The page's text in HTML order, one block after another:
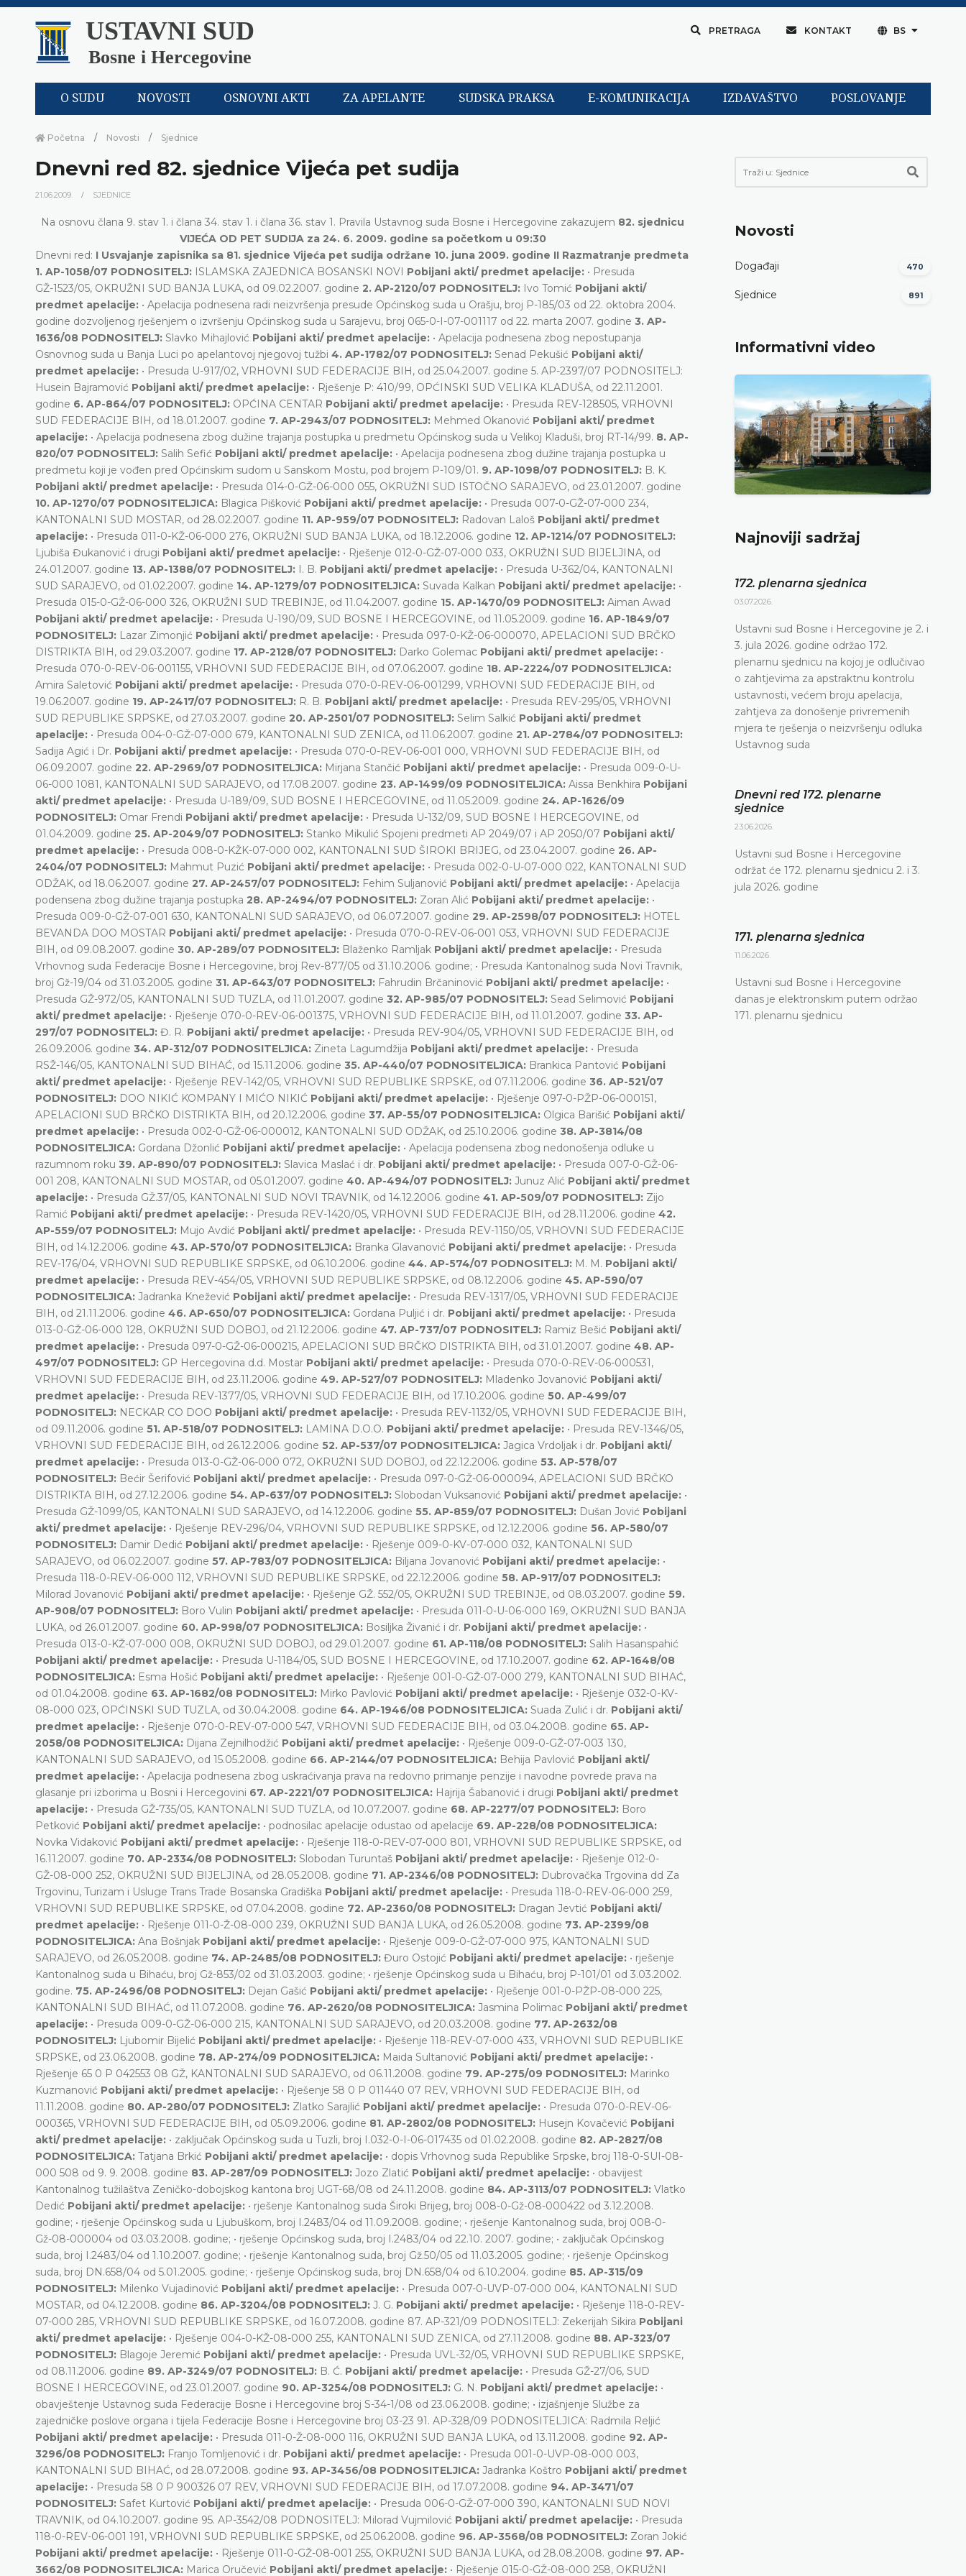
USTAVNI SUD
Bosne i Hercegovine
PRETRAGA KONTAKT BS
O SUDU NOVOSTI OSNOVNI AKTI ZA APELANTE SUDSKA PRAKSA E-KOMUNIKACIJA IZDAVAŠTVO POSLOVANJE
Početna Novosti Sjednice
Dnevni red 82. sjednice Vijeća pet sudija
21.06.2009. SJEDNICE
Na osnovu člana 9. stav 1. i člana 34. stav 1. i člana 36. stav 1. Pravila Ustavnog suda Bosne i Hercegovine zakazujem 82. sjednicu
VIJEĆA OD PET SUDIJA za 24. 6. 2009. godine sa početkom u 09:30
Dnevni red: I Usvajanje zapisnika sa 81. sjednice Vijeća pet sudija održane 10. juna 2009. godine II Razmatranje predmeta
1. AP-1058/07 PODNOSITELJ: ISLAMSKA ZAJEDNICA BOSANSKI NOVI Pobijani akti/ predmet apelacije: • Presuda
GŽ-1523/05, OKRUŽNI SUD BANJA LUKA, od 09.02.2007. godine 2. AP-2120/07 PODNOSITELJ: Ivo Tomić Pobijani akti/
predmet apelacije: • Apelacija podnesena radi neizvršenja presude Općinskog suda u Orašju, broj P-185/03 od 22. oktobra 2004.
godine dozvoljenog rješenjem o izvršenju Općinskog suda u Sarajevu, broj 065-0-I-07-001117 od 22. marta 2007. godine 3. AP-
1636/08 PODNOSITELJ: Slavko Mihajlović Pobijani akti/ predmet apelacije: • Apelacija podnesena zbog nepostupanja
Osnovnog suda u Banja Luci po apelantovoj njegovoj tužbi 4. AP-1782/07 PODNOSITELJ: Senad Pekušić Pobijani akti/
predmet apelacije: • Presuda U-917/02, VRHOVNI SUD FEDERACIJE BIH, od 25.04.2007. godine 5. AP-2397/07 PODNOSITELJ:
Husein Bajramović Pobijani akti/ predmet apelacije: • Rješenje P: 410/99, OPĆINSKI SUD VELIKA KLADUŠA, od 22.11.2001.
godine 6. AP-864/07 PODNOSITELJ: OPĆINA CENTAR Pobijani akti/ predmet apelacije: • Presuda REV-128505, VRHOVNI
SUD FEDERACIJE BIH, od 18.01.2007. godine 7. AP-2943/07 PODNOSITELJ: Mehmed Okanović Pobijani akti/ predmet
apelacije: • Apelacija podnesena zbog dužine trajanja postupka u predmetu Općinskog suda u Velikoj Kladuši, broj RT-14/99. 8. AP-
820/07 PODNOSITELJ: Salih Sefić Pobijani akti/ predmet apelacije: • Apelacija podnesena zbog dužine trajanja postupka u
predmetu koji je vođen pred Općinskim sudom u Sanskom Mostu, pod brojem P-109/01. 9. AP-1098/07 PODNOSITELJ: B. K.
Pobijani akti/ predmet apelacije: • Presuda 014-0-GŽ-06-000 055, OKRUŽNI SUD ISTOČNO SARAJEVO, od 23.01.2007. godine
10. AP-1270/07 PODNOSITELJICA: Blagica Pišković Pobijani akti/ predmet apelacije: • Presuda 007-0-GŽ-07-000 234,
KANTONALNI SUD MOSTAR, od 28.02.2007. godine 11. AP-959/07 PODNOSITELJ: Radovan Laloš Pobijani akti/ predmet
apelacije: • Presuda 011-0-KŽ-06-000 276, OKRUŽNI SUD BANJA LUKA, od 18.12.2006. godine 12. AP-1214/07 PODNOSITELJ:
Ljubiša Đukanović i drugi Pobijani akti/ predmet apelacije: • Rješenje 012-0-GŽ-07-000 033, OKRUŽNI SUD BIJELJINA, od
24.01.2007. godine 13. AP-1388/07 PODNOSITELJ: I. B. Pobijani akti/ predmet apelacije: • Presuda U-362/04, KANTONALNI
SUD SARAJEVO, od 01.02.2007. godine 14. AP-1279/07 PODNOSITELJICA: Suvada Kalkan Pobijani akti/ predmet apelacije: •
Presuda 015-0-GŽ-06-000 326, OKRUŽNI SUD TREBINJE, od 11.04.2007. godine 15. AP-1470/09 PODNOSITELJ: Aiman Awad
Pobijani akti/ predmet apelacije: • Presuda U-190/09, SUD BOSNE I HERCEGOVINE, od 11.05.2009. godine 16. AP-1849/07
PODNOSITELJ: Lazar Zimonjić Pobijani akti/ predmet apelacije: • Presuda 097-0-KŽ-06-000070, APELACIONI SUD BRČKO
DISTRIKTA BIH, od 29.03.2007. godine 17. AP-2128/07 PODNOSITELJ: Darko Golemac Pobijani akti/ predmet apelacije: •
Presuda 070-0-REV-06-001155, VRHOVNI SUD FEDERACIJE BIH, od 07.06.2007. godine 18. AP-2224/07 PODNOSITELJICA:
Amira Saletović Pobijani akti/ predmet apelacije: • Presuda 070-0-REV-06-001299, VRHOVNI SUD FEDERACIJE BIH, od
19.06.2007. godine 19. AP-2417/07 PODNOSITELJ: R. B. Pobijani akti/ predmet apelacije: • Presuda REV-295/05, VRHOVNI
SUD REPUBLIKE SRPSKE, od 27.03.2007. godine 20. AP-2501/07 PODNOSITELJ: Selim Salkić Pobijani akti/ predmet
apelacije: • Presuda 004-0-GŽ-07-000 679, KANTONALNI SUD ZENICA, od 11.06.2007. godine 21. AP-2784/07 PODNOSITELJ:
Sadija Agić i Dr. Pobijani akti/ predmet apelacije: • Presuda 070-0-REV-06-001 000, VRHOVNI SUD FEDERACIJE BIH, od
06.09.2007. godine 22. AP-2969/07 PODNOSITELJICA: Mirjana Stančić Pobijani akti/ predmet apelacije: • Presuda 009-0-U-
06-000 1081, KANTONALNI SUD SARAJEVO, od 17.08.2007. godine 23. AP-1499/09 PODNOSITELJICA: Aissa Benkhira Pobijani
akti/ predmet apelacije: • Presuda U-189/09, SUD BOSNE I HERCEGOVINE, od 11.05.2009. godine 24. AP-1626/09
PODNOSITELJ: Omar Frendi Pobijani akti/ predmet apelacije: • Presuda U-132/09, SUD BOSNE I HERCEGOVINE, od
01.04.2009. godine 25. AP-2049/07 PODNOSITELJ: Stanko Mikulić Spojeni predmeti AP 2049/07 i AP 2050/07 Pobijani akti/
predmet apelacije: • Presuda 008-0-KŽK-07-000 002, KANTONALNI SUD ŠIROKI BRIJEG, od 23.04.2007. godine 26. AP-
2404/07 PODNOSITELJ: Mahmut Puzić Pobijani akti/ predmet apelacije: • Presuda 002-0-U-07-000 022, KANTONALNI SUD
ODŽAK, od 18.06.2007. godine 27. AP-2457/07 PODNOSITELJ: Fehim Suljanović Pobijani akti/ predmet apelacije: • Apelacija
podensena zbog dužine trajanja postupka 28. AP-2494/07 PODNOSITELJ: Zoran Alić Pobijani akti/ predmet apelacije: •
Presuda 009-0-GŽ-07-001 630, KANTONALNI SUD SARAJEVO, od 06.07.2007. godine 29. AP-2598/07 PODNOSITELJ: HOTEL
BEVANDA DOO MOSTAR Pobijani akti/ predmet apelacije: • Presuda 070-0-REV-06-001 053, VRHOVNI SUD FEDERACIJE
BIH, od 09.08.2007. godine 30. AP-289/07 PODNOSITELJ: Blaženko Ramljak Pobijani akti/ predmet apelacije: • Presuda
Vrhovnog suda Federacije Bosne i Hercegovine, broj Rev-877/05 od 31.10.2006. godine; • Presuda Kantonalnog suda Novi Travnik,
broj Gž-19/04 od 31.03.2005. godine 31. AP-643/07 PODNOSITELJ: Fahrudin Brčaninović Pobijani akti/ predmet apelacije: •
Presuda GŽ-972/05, KANTONALNI SUD TUZLA, od 11.01.2007. godine 32. AP-985/07 PODNOSITELJ: Sead Selimović Pobijani
akti/ predmet apelacije: • Rješenje 070-0-REV-06-001375, VRHOVNI SUD FEDERACIJE BIH, od 11.01.2007. godine 33. AP-
297/07 PODNOSITELJ: Đ. R. Pobijani akti/ predmet apelacije: • Presuda REV-904/05, VRHOVNI SUD FEDERACIJE BIH, od
26.09.2006. godine 34. AP-312/07 PODNOSITELJICA: Zineta Lagumdžija Pobijani akti/ predmet apelacije: • Presuda
RSŽ-146/05, KANTONALNI SUD BIHAĆ, od 15.11.2006. godine 35. AP-440/07 PODNOSITELJICA: Brankica Pantović Pobijani
akti/ predmet apelacije: • Rješenje REV-142/05, VRHOVNI SUD REPUBLIKE SRPSKE, od 07.11.2006. godine 36. AP-521/07
PODNOSITELJ: DOO NIKIĆ KOMPANY I MIĆO NIKIĆ Pobijani akti/ predmet apelacije: • Rješenje 097-0-PŽP-06-000151,
APELACIONI SUD BRČKO DISTRIKTA BIH, od 20.12.2006. godine 37. AP-55/07 PODNOSITELJICA: Olgica Barišić Pobijani akti/
predmet apelacije: • Presuda 002-0-GŽ-06-000012, KANTONALNI SUD ODŽAK, od 25.10.2006. godine 38. AP-3814/08
PODNOSITELJICA: Gordana Džonlić Pobijani akti/ predmet apelacije: • Apelacija podensena zbog nedonošenja odluke u
razumnom roku 39. AP-890/07 PODNOSITELJ: Slavica Maslać i dr. Pobijani akti/ predmet apelacije: • Presuda 007-0-GŽ-06-
001 208, KANTONALNI SUD MOSTAR, od 05.01.2007. godine 40. AP-494/07 PODNOSITELJ: Junuz Alić Pobijani akti/ predmet
apelacije: • Presuda GŽ.37/05, KANTONALNI SUD NOVI TRAVNIK, od 14.12.2006. godine 41. AP-509/07 PODNOSITELJ: Zijo
Ramić Pobijani akti/ predmet apelacije: • Presuda REV-1420/05, VRHOVNI SUD FEDERACIJE BIH, od 28.11.2006. godine 42.
AP-559/07 PODNOSITELJ: Mujo Avdić Pobijani akti/ predmet apelacije: • Presuda REV-1150/05, VRHOVNI SUD FEDERACIJE
BIH, od 14.12.2006. godine 43. AP-570/07 PODNOSITELJICA: Branka Glavanović Pobijani akti/ predmet apelacije: • Presuda
REV-176/04, VRHOVNI SUD REPUBLIKE SRPSKE, od 06.10.2006. godine 44. AP-574/07 PODNOSITELJ: M. M. Pobijani akti/
predmet apelacije: • Presuda REV-454/05, VRHOVNI SUD REPUBLIKE SRPSKE, od 08.12.2006. godine 45. AP-590/07
PODNOSITELJICA: Jadranka Knežević Pobijani akti/ predmet apelacije: • Presuda REV-1317/05, VRHOVNI SUD FEDERACIJE
BIH, od 21.11.2006. godine 46. AP-650/07 PODNOSITELJICA: Gordana Puljić i dr. Pobijani akti/ predmet apelacije: • Presuda
013-0-GŽ-06-000 128, OKRUŽNI SUD DOBOJ, od 21.12.2006. godine 47. AP-737/07 PODNOSITELJ: Ramiz Bešić Pobijani akti/
predmet apelacije: • Presuda 097-0-GŽ-06-000215, APELACIONI SUD BRČKO DISTRIKTA BIH, od 31.01.2007. godine 48. AP-
497/07 PODNOSITELJ: GP Hercegovina d.d. Mostar Pobijani akti/ predmet apelacije: • Presuda 070-0-REV-06-000531,
VRHOVNI SUD FEDERACIJE BIH, od 23.11.2006. godine 49. AP-527/07 PODNOSITELJ: Mladenko Jovanović Pobijani akti/
predmet apelacije: • Presuda REV-1377/05, VRHOVNI SUD FEDERACIJE BIH, od 17.10.2006. godine 50. AP-499/07
PODNOSITELJ: NECKAR CO DOO Pobijani akti/ predmet apelacije: • Presuda REV-1132/05, VRHOVNI SUD FEDERACIJE BIH,
od 09.11.2006. godine 51. AP-518/07 PODNOSITELJ: LAMINA D.O.O. Pobijani akti/ predmet apelacije: • Presuda REV-1346/05,
VRHOVNI SUD FEDERACIJE BIH, od 26.12.2006. godine 52. AP-537/07 PODNOSITELJICA: Jagica Vrdoljak i dr. Pobijani akti/
predmet apelacije: • Presuda 013-0-GŽ-06-000 072, OKRUŽNI SUD DOBOJ, od 22.12.2006. godine 53. AP-578/07
PODNOSITELJ: Bećir Šerifović Pobijani akti/ predmet apelacije: • Presuda 097-0-GŽ-06-000094, APELACIONI SUD BRČKO
DISTRIKTA BIH, od 27.12.2006. godine 54. AP-637/07 PODNOSITELJ: Slobodan Vuksanović Pobijani akti/ predmet apelacije: •
Presuda GŽ-1099/05, KANTONALNI SUD SARAJEVO, od 14.12.2006. godine 55. AP-859/07 PODNOSITELJ: Dušan Jović Pobijani
akti/ predmet apelacije: • Rješenje REV-296/04, VRHOVNI SUD REPUBLIKE SRPSKE, od 12.12.2006. godine 56. AP-580/07
PODNOSITELJ: Damir Dedić Pobijani akti/ predmet apelacije: • Rješenje 009-0-KV-07-000 032, KANTONALNI SUD
SARAJEVO, od 06.02.2007. godine 57. AP-783/07 PODNOSITELJICA: Biljana Jovanović Pobijani akti/ predmet apelacije: •
Presuda 118-0-REV-06-000 112, VRHOVNI SUD REPUBLIKE SRPSKE, od 22.12.2006. godine 58. AP-917/07 PODNOSITELJ:
Milorad Jovanović Pobijani akti/ predmet apelacije: • Rješenje GŽ. 552/05, OKRUŽNI SUD TREBINJE, od 08.03.2007. godine 59.
AP-908/07 PODNOSITELJ: Boro Vulin Pobijani akti/ predmet apelacije: • Presuda 011-0-U-06-000 169, OKRUŽNI SUD BANJA
LUKA, od 26.01.2007. godine 60. AP-998/07 PODNOSITELJICA: Bosiljka Živanić i dr. Pobijani akti/ predmet apelacije: •
Presuda 013-0-KŽ-07-000 008, OKRUŽNI SUD DOBOJ, od 29.01.2007. godine 61. AP-118/08 PODNOSITELJ: Salih Hasanspahić
Pobijani akti/ predmet apelacije: • Presuda U-1184/05, SUD BOSNE I HERCEGOVINE, od 17.10.2007. godine 62. AP-1648/08
PODNOSITELJICA: Esma Hošić Pobijani akti/ predmet apelacije: • Rješenje 001-0-GŽ-07-000 279, KANTONALNI SUD BIHAĆ,
od 01.04.2008. godine 63. AP-1682/08 PODNOSITELJ: Mirko Pavlović Pobijani akti/ predmet apelacije: • Rješenje 032-0-KV-
08-000 023, OPĆINSKI SUD TUZLA, od 30.04.2008. godine 64. AP-1946/08 PODNOSITELJICA: Suada Zulić i dr. Pobijani akti/
predmet apelacije: • Rješenje 070-0-REV-07-000 547, VRHOVNI SUD FEDERACIJE BIH, od 03.04.2008. godine 65. AP-
2058/08 PODNOSITELJICA: Dijana Zejnilhodžić Pobijani akti/ predmet apelacije: • Rješenje 009-0-GŽ-07-003 130,
KANTONALNI SUD SARAJEVO, od 15.05.2008. godine 66. AP-2144/07 PODNOSITELJICA: Behija Pavlović Pobijani akti/
predmet apelacije: • Apelacija podnesena zbog uskraćivanja prava na redovno primanje penzije i navodne povrede prava na
glasanje pri izborima u Bosni i Hercegovini 67. AP-2221/07 PODNOSITELJICA: Hajrija Šabanović i drugi Pobijani akti/ predmet
apelacije: • Presuda GŽ-735/05, KANTONALNI SUD TUZLA, od 10.07.2007. godine 68. AP-2277/07 PODNOSITELJ: Boro
Petković Pobijani akti/ predmet apelacije: • podnosilac apelacije odustao od apelacije 69. AP-228/08 PODNOSITELJICA:
Novka Vidaković Pobijani akti/ predmet apelacije: • Rješenje 118-0-REV-07-000 801, VRHOVNI SUD REPUBLIKE SRPSKE, od
16.11.2007. godine 70. AP-2334/08 PODNOSITELJ: Slobodan Turuntaš Pobijani akti/ predmet apelacije: • Rješenje 012-0-
GŽ-08-000 252, OKRUŽNI SUD BIJELJINA, od 28.05.2008. godine 71. AP-2346/08 PODNOSITELJ: Dubrovačka Trgovina dd Za
Trgovinu, Turizam i Usluge Trans Trade Bosanska Gradiška Pobijani akti/ predmet apelacije: • Presuda 118-0-REV-06-000 259,
VRHOVNI SUD REPUBLIKE SRPSKE, od 07.04.2008. godine 72. AP-2360/08 PODNOSITELJ: Dragan Jevtić Pobijani akti/
predmet apelacije: • Rješenje 011-0-Ž-08-000 239, OKRUŽNI SUD BANJA LUKA, od 26.05.2008. godine 73. AP-2399/08
PODNOSITELJICA: Ana Bošnjak Pobijani akti/ predmet apelacije: • Rješenje 009-0-GŽ-07-000 975, KANTONALNI SUD
SARAJEVO, od 26.05.2008. godine 74. AP-2485/08 PODNOSITELJ: Đuro Ostojić Pobijani akti/ predmet apelacije: • rješenje
Kantonalnog suda u Bihaću, broj Gž-853/02 od 31.03.2003. godine; • rješenje Općinskog suda u Bihaću, broj P-101/01 od 3.03.2002.
godine. 75. AP-2496/08 PODNOSITELJ: Dejan Gašić Pobijani akti/ predmet apelacije: • Rješenje 001-0-PŽP-08-000 225,
KANTONALNI SUD BIHAĆ, od 11.07.2008. godine 76. AP-2620/08 PODNOSITELJICA: Jasmina Polimac Pobijani akti/ predmet
apelacije: • Presuda 009-0-GŽ-06-000 215, KANTONALNI SUD SARAJEVO, od 20.03.2008. godine 77. AP-2632/08
PODNOSITELJ: Ljubomir Bijelić Pobijani akti/ predmet apelacije: • Rješenje 118-REV-07-000 433, VRHOVNI SUD REPUBLIKE
SRPSKE, od 23.06.2008. godine 78. AP-274/09 PODNOSITELJICA: Maida Sultanović Pobijani akti/ predmet apelacije: •
Rješenje 65 0 P 042553 08 GŽ, KANTONALNI SUD SARAJEVO, od 06.11.2008. godine 79. AP-275/09 PODNOSITELJ: Marinko
Kuzmanović Pobijani akti/ predmet apelacije: • Rješenje 58 0 P 011440 07 REV, VRHOVNI SUD FEDERACIJE BIH, od
11.11.2008. godine 80. AP-280/07 PODNOSITELJ: Zlatko Sarajlić Pobijani akti/ predmet apelacije: • Presuda 070-0-REV-06-
000365, VRHOVNI SUD FEDERACIJE BIH, od 05.09.2006. godine 81. AP-2802/08 PODNOSITELJ: Husejn Kovačević Pobijani
akti/ predmet apelacije: • zaključak Općinskog suda u Tuzli, broj I.032-0-I-06-017435 od 01.02.2008. godine 82. AP-2827/08
PODNOSITELJICA: Tatjana Brkić Pobijani akti/ predmet apelacije: • dopis Vrhovnog suda Republike Srpske, broj 118-0-SUI-08-
000 508 od 9. 9. 2008. godine 83. AP-287/09 PODNOSITELJ: Jozo Zlatić Pobijani akti/ predmet apelacije: • obavijest
Kantonalnog tužilaštva Zeničko-dobojskog kantona broj UGT-68/08 od 24.11.2008. godine 84. AP-3113/07 PODNOSITELJ: Vlatko
Dedić Pobijani akti/ predmet apelacije: • rješenje Kantonalnog suda Široki Brijeg, broj 008-0-Gž-08-000422 od 3.12.2008.
godine; • rješenje Općinskog suda u Ljubuškom, broj I.2483/04 od 11.09.2008. godine; • rješenje Kantonalnog suda, broj 008-0-
Gž-08-000004 od 03.03.2008. godine; • rješenje Općinskog suda, broj I.2483/04 od 22.10. 2007. godine; • zaključak Općinskog
suda, broj I.2483/04 od 1.10.2007. godine; • rješenje Kantonalnog suda, broj Gž.50/05 od 11.03.2005. godine; • rješenje Općinskog
suda, broj DN.658/04 od 5.01.2005. godine; • rješenje Općinskog suda, broj DN.658/04 od 6.10.2004. godine 85. AP-315/09
PODNOSITELJ: Milenko Vujadinović Pobijani akti/ predmet apelacije: • Presuda 007-0-UVP-07-000 004, KANTONALNI SUD
MOSTAR, od 04.12.2008. godine 86. AP-3204/08 PODNOSITELJ: J. G. Pobijani akti/ predmet apelacije: • Rješenje 118-0-REV-
07-000 285, VRHOVNI SUD REPUBLIKE SRPSKE, od 16.07.2008. godine 87. AP-321/09 PODNOSITELJ: Zekerijah Sikira Pobijani
akti/ predmet apelacije: • Rješenje 004-0-KŽ-08-000 255, KANTONALNI SUD ZENICA, od 27.11.2008. godine 88. AP-323/07
PODNOSITELJ: Blagoje Jeremić Pobijani akti/ predmet apelacije: • Presuda UVL-32/05, VRHOVNI SUD REPUBLIKE SRPSKE,
od 08.11.2006. godine 89. AP-3249/07 PODNOSITELJ: B. Ć. Pobijani akti/ predmet apelacije: • Presuda GŽ-27/06, SUD
BOSNE I HERCEGOVINE, od 23.01.2007. godine 90. AP-3254/08 PODNOSITELJ: G. N. Pobijani akti/ predmet apelacije: •
obavještenje Ustavnog suda Federacije Bosne i Hercegovine broj S-34-1/08 od 23.06.2008. godine; • izjašnjenje Službe za
zajedničke poslove organa i tijela Federacije Bosne i Hercegovine broj 03-23 91. AP-328/09 PODNOSITELJICA: Radmila Reljić
Pobijani akti/ predmet apelacije: • Presuda 011-0-Ž-08-000 116, OKRUŽNI SUD BANJA LUKA, od 13.11.2008. godine 92. AP-
3296/08 PODNOSITELJ: Franjo Tomljenović i dr. Pobijani akti/ predmet apelacije: • Presuda 001-0-UVP-08-000 003,
KANTONALNI SUD BIHAĆ, od 28.07.2008. godine 93. AP-3456/08 PODNOSITELJICA: Jadranka Koštro Pobijani akti/ predmet
apelacije: • Presuda 58 0 P 900326 07 REV, VRHOVNI SUD FEDERACIJE BIH, od 17.07.2008. godine 94. AP-3471/07
PODNOSITELJ: Safet Kurtović Pobijani akti/ predmet apelacije: • Presuda 006-0-GŽ-07-000 390, KANTONALNI SUD NOVI
TRAVNIK, od 04.10.2007. godine 95. AP-3542/08 PODNOSITELJ: Milorad Vujmilović Pobijani akti/ predmet apelacije: • Presuda
118-0-REV-06-001 191, VRHOVNI SUD REPUBLIKE SRPSKE, od 25.06.2008. godine 96. AP-3568/08 PODNOSITELJ: Zoran Jokić
Pobijani akti/ predmet apelacije: • Rješenje 011-0-GŽ-08-001 255, OKRUŽNI SUD BANJA LUKA, od 28.08.2008. godine 97. AP-
3662/08 PODNOSITELJICA: Marica Oručević Pobijani akti/ predmet apelacije: • Rješenje 015-0-GŽ-08-000 258, OKRUŽNI
Novosti
Događaji 470
Sjednice 891
Informativni video
Najnoviji sadržaj
172. plenarna sjednica
03.07.2026.
Ustavni sud Bosne i Hercegovine je 2. i
3. jula 2026. godine održao 172.
plenarnu sjednicu na kojoj je odlučivao
o zahtjevima za apstraktnu kontrolu
ustavnosti, većem broju apelacija,
zahtjeva za donošenje privremenih
mjera te rješenja o neizvršenju odluka
Ustavnog suda
Dnevni red 172. plenarne
sjednice
23.06.2026.
Ustavni sud Bosne i Hercegovine
održat će 172. plenarnu sjednicu 2. i 3.
jula 2026. godine
171. plenarna sjednica
11.06.2026.
Ustavni sud Bosne i Hercegovine
danas je elektronskim putem održao
171. plenarnu sjednicu